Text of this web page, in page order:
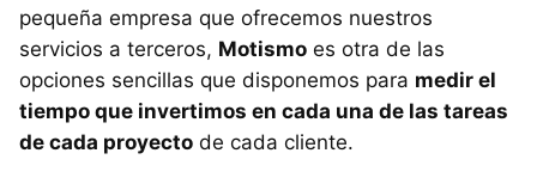
pequeña empresa que ofrecemos nuestros
servicios a terceros, Motismo es otra de las
opciones sencillas que disponemos para medir el
tiempo que invertimos en cada una de las tareas
de cada proyecto de cada cliente.